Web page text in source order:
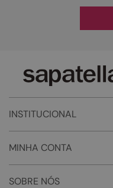
INSTITUCIONAL
MINHA CONTA
SOBRE NÓS